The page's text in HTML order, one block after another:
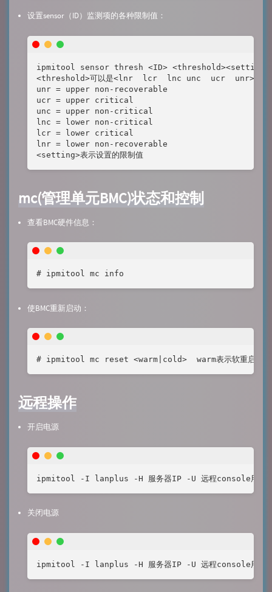
设置sensor（ID）监测项的各种限制值：
ipmitool sensor thresh <ID> <threshold><setting>
<threshold>可以是<lnr  lcr  lnc unc  ucr  unr>
unr = upper non-recoverable
ucr = upper critical
unc = upper non-critical
lnc = lower non-critical
lcr = lower critical
lnr = lower non-recoverable
<setting>表示设置的限制值
mc(管理单元BMC)状态和控制
查看BMC硬件信息：
# ipmitool mc info
使BMC重新启动：
# ipmitool mc reset <warm|cold>  warm表示软重启；
远程操作
开启电源
ipmitool -I lanplus -H 服务器IP -U 远程console用户 -
关闭电源
ipmitool -I lanplus -H 服务器IP -U 远程console用户